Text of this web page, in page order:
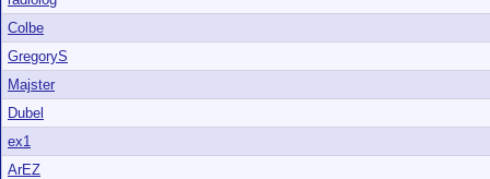
Colbe
GregoryS
Majster
Dubel
ex1
ArEZ